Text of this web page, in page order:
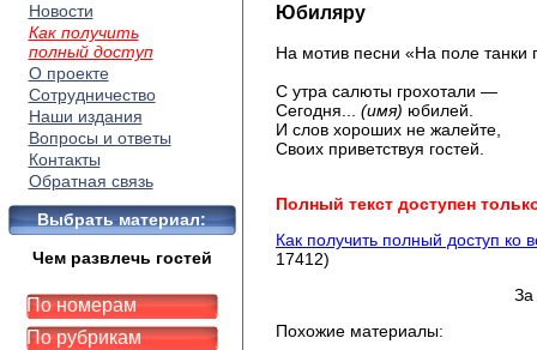
Новости
Как получить
полный доступ
О проекте
Сотрудничество
Наши издания
Вопросы и ответы
Контакты
Обратная связь
Выбрать материал:
Чем развлечь гостей
По номерам
По рубрикам
Юбиляру
На мотив песни «На поле танки
С утра салюты грохотали —
Сегодня... (имя) юбилей.
И слов хороших не жалейте,
Своих приветствуя гостей.
Полный текст доступен
Как получить полный доступ ко
17412)
За
Похожие материалы: